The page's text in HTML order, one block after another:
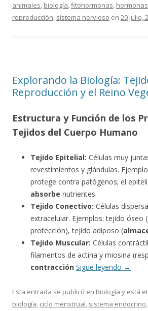
animales, biología,fitohormonas, hormonas
reproducción, sistema nervioso en 20 julio,
Explorando la Biología:
Reproducción y el Reino
Estructura y Función de los
Tejidos del Cuerpo Humano
Tejido Epitelial: Células muy
revestimientos y glándulas.
protege contra patógenos; el
absorbe nutrientes.
Tejido Conectivo: Células
extracelular. Ejemplos: tejido óseo
protección), tejido adiposo (
Tejido Muscular: Células
filamentos de actina y miosina
contracción Sigue leyendo →
Esta entrada se publicó en Biología y está
biología, ciclo menstrual, sistema endocrino,